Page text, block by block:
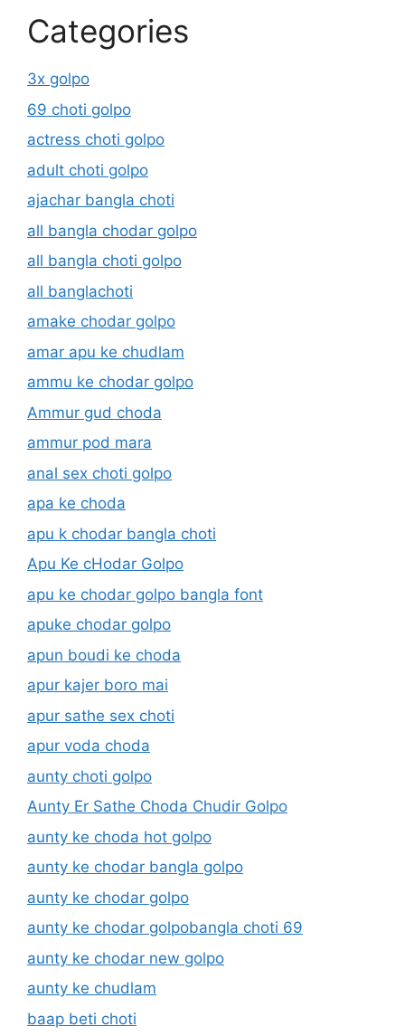
Categories
3x golpo
69 choti golpo
actress choti golpo
adult choti golpo
ajachar bangla choti
all bangla chodar golpo
all bangla choti golpo
all banglachoti
amake chodar golpo
amar apu ke chudlam
ammu ke chodar golpo
Ammur gud choda
ammur pod mara
anal sex choti golpo
apa ke choda
apu k chodar bangla choti
Apu Ke cHodar Golpo
apu ke chodar golpo bangla font
apuke chodar golpo
apun boudi ke choda
apur kajer boro mai
apur sathe sex choti
apur voda choda
aunty choti golpo
Aunty Er Sathe Choda Chudir Golpo
aunty ke choda hot golpo
aunty ke chodar bangla golpo
aunty ke chodar golpo
aunty ke chodar golpobangla choti 69
aunty ke chodar new golpo
aunty ke chudlam
baap beti choti